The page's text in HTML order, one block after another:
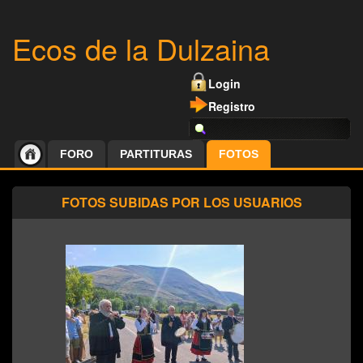
Ecos de la Dulzaina
Login
Registro
FORO PARTITURAS FOTOS
FOTOS SUBIDAS POR LOS USUARIOS
Dulzaineros de Las
Machorras